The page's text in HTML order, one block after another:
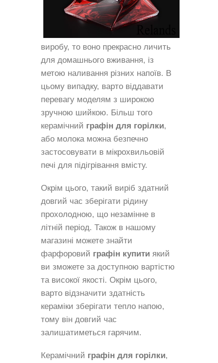
виробу, то воно прекрасно личить
для домашнього вживання, із
метою наливання різних напоїв. В
цьому випадку, варто віддавати
перевагу моделям з широкою
зручною шийкою. Більш того
керамічний графін для горілки,
або молока можна безпечно
застосовувати в мікрохвильовій
печі для підігрівання вмісту.
Окрім цього, такий виріб здатний
довгий час зберігати рідину
прохолодною, що незамінне в
літній період. Також в нашому
магазині можете знайти
фарфоровий графін купити який
ви зможете за доступною вартістю
та високої якості. Окрім цього,
варто відзначити здатність
кераміки зберігати тепло напою,
тому він довгий час
залишатиметься гарячим.
Керамічний графін для горілки,